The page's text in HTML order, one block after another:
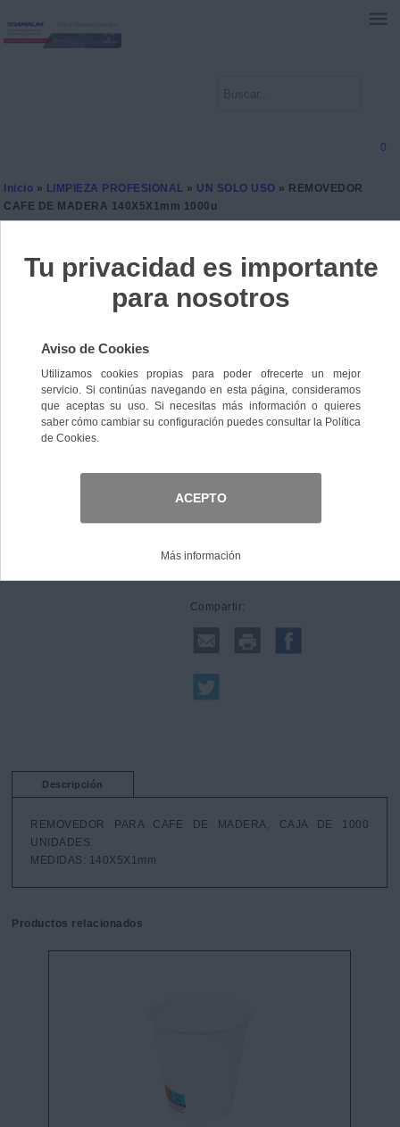
0
Inicio » LIMPIEZA PROFESIONAL » UN SOLO USO » REMOVEDOR
CAFE DE MADERA 140X5X1mm 1000u
REMOVEDOR CAFE DE
MADERA 140X5X1mm
1000u
5,9000 €IVA incl.
IVA no Incl.
Compartir:
Descripción
REMOVEDOR PARA CAFE DE MADERA, CAJA DE 1000
UNIDADES.
MEDIDAS: 140X5X1mm
Productos relacionados